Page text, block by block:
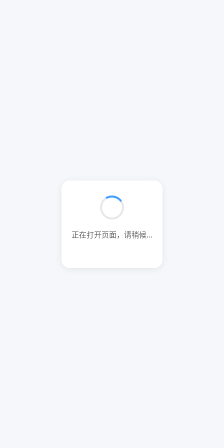
正在打开页面，请稍候...